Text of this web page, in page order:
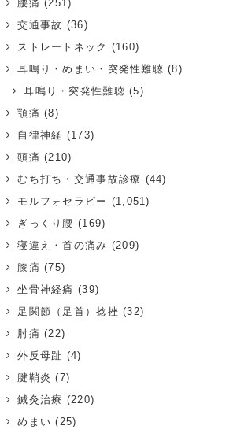
腰痛 (251)
交通事故 (36)
ストレートネック (160)
耳鳴り・めまい・突発性難聴 (8)
耳鳴り・突発性難聴 (5)
顎痛 (8)
自律神経 (173)
頭痛 (210)
むち打ち・交通事故診療 (44)
モルフォセラピー (1,051)
ぎっくり腰 (169)
寝違え・首の痛み (209)
膝痛 (75)
坐骨神経痛 (39)
足関節（足首）捻挫 (32)
肘痛 (22)
外反母趾 (4)
腱鞘炎 (7)
鍼灸治療 (220)
めまい (25)